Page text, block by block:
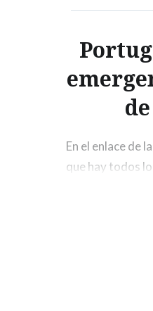
En el enlace de
que hay todos
su próxima
ello, el vídeo